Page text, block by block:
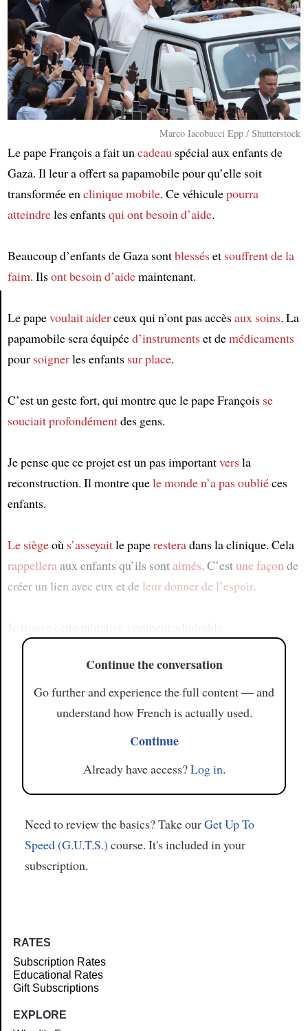
Marco Iacobucci Epp / Shutterstock
Le pape François a fait uncadeauspécial aux enfants de
Gaza. Il leur a offert sa papamobile pour qu’elle soit
transformée enclinique mobile. Ce véhiculepourra
atteindreles enfantsqui ont besoin d’aide.
Beaucoup d’enfants de Gaza sontblesséset souffrent de la
faim. Ilsont besoin d’aidemaintenant.
Le papevoulait aiderceux qui n’ont pas accèsaux soins. La
papamobile sera équipéed’instrumentset demédicaments
pour soignerles enfants sur place.
C’est un geste fort, qui montre que le pape François se
souciait profondémentdes gens.
Je pense que ce projet est un pas importantversla
reconstruction. Il montre quele monden’a pas oubliéces
enfants.
Le siègeoù s’asseyaitle paperesteradans la clinique. Cela
rappelleraaux enfants qu’ils sontaimés. C’estune façonde
créer un lien avec eux et de leur donner de l’espoir.
Continue the conversation
Go further and experience the full content — and
understand how French is actually used.
Continue
Already have access?Log in.
Need to review the basics? Take ourGet Up To
Speed (G.U.T.S.) course. It's included in your
subscription.
RATES
Subscription Rates
Educational Rates
Gift Subscriptions
EXPLORE